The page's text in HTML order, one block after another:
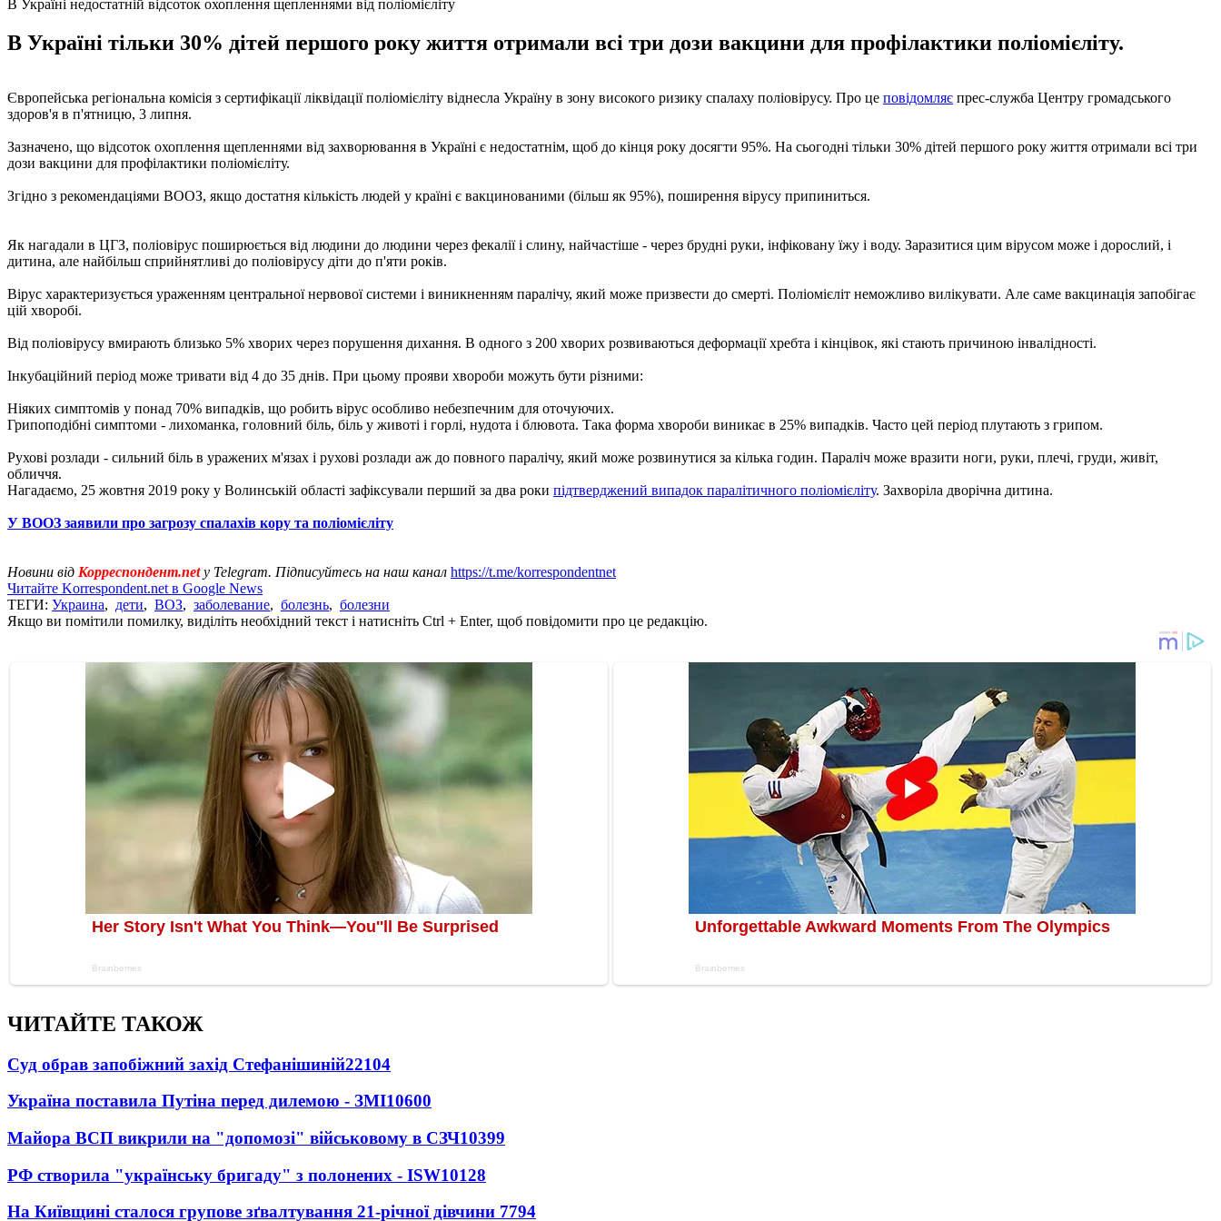
В Україні недостатній відсоток охоплення щепленнями від поліомієліту
В Україні тільки 30% дітей першого року життя отримали всі три дози вакцини для профілактики поліомієліту.
Європейська регіональна комісія з сертифікації ліквідації поліомієліту віднесла Україну в зону високого ризику спалаху поліовірусу. Про це повідомляє прес-служба Центру громадського
здоров'я в п'ятницю, 3 липня.
Зазначено, що відсоток охоплення щепленнями від захворювання в Україні є недостатнім, щоб до кінця року досягти 95%. На сьогодні тільки 30% дітей першого року життя отримали всі три
дози вакцини для профілактики поліомієліту.
Згідно з рекомендаціями ВООЗ, якщо достатня кількість людей у країні є вакцинованими (більш як 95%), поширення вірусу припиниться.
Як нагадали в ЦГЗ, поліовірус поширюється від людини до людини через фекалії і слину, найчастіше - через брудні руки, інфіковану їжу і воду. Заразитися цим вірусом може і дорослий, і
дитина, але найбільш сприйнятливі до поліовірусу діти до п'яти років.
Вірус характеризується ураженням центральної нервової системи і виникненням паралічу, який може призвести до смерті. Поліомієліт неможливо вилікувати. Але саме вакцинація запобігає
цій хворобі.
Від поліовірусу вмирають близько 5% хворих через порушення дихання. В одного з 200 хворих розвиваються деформації хребта і кінцівок, які стають причиною інвалідності.
Інкубаційний період може тривати від 4 до 35 днів. При цьому прояви хвороби можуть бути різними:
Ніяких симптомів у понад 70% випадків, що робить вірус особливо небезпечним для оточуючих.
Грипоподібні симптоми - лихоманка, головний біль, біль у животі і горлі, нудота і блювота. Така форма хвороби виникає в 25% випадків. Часто цей період плутають з грипом.
Рухові розлади - сильний біль в уражених м'язах і рухові розлади аж до повного паралічу, який може розвинутися за кілька годин. Параліч може вразити ноги, руки, плечі, груди, живіт,
обличчя.
Нагадаємо, 25 жовтня 2019 року у Волинській області зафіксували перший за два роки підтверджений випадок паралітичного поліомієліту. Захворіла дворічна дитина.
У ВООЗ заявили про загрозу спалахів кору та поліомієліту
Новини від Корреспондент.net у Telegram. Підписуйтесь на наш канал https://t.me/korrespondentnet
Читайте Korrespondent.net в Google News
ТЕГИ: Украина, дети, ВОЗ, заболевание, болезнь, болезни
Якщо ви помітили помилку, виділіть необхідний текст і натисніть Ctrl + Enter, щоб повідомити про це редакцію.
ЧИТАЙТЕ ТАКОЖ
Суд обрав запобіжний захід Стефанішиній22104
Україна поставила Путіна перед дилемою - ЗМІ10600
Майора ВСП викрили на "допомозі" військовому в СЗЧ10399
РФ створила "українську бригаду" з полонених - ISW10128
На Київщині сталося групове зґвалтування 21-річної дівчини 7794